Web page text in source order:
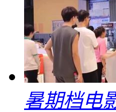
暑期档电